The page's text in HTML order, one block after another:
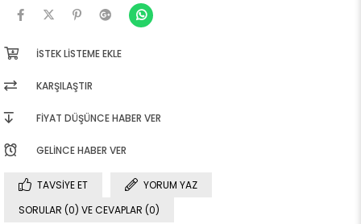
İSTEK LISTEME EKLE
KARŞILAŞTIR
FIYAT DÜŞÜNCE HABER VER
GELINCE HABER VER
TAVSIYE ET
YORUM YAZ
SORULAR (0) VE CEVAPLAR (0)